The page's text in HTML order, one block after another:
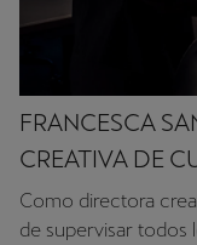
FRANCESCA
CREATIVA DE
Como directora
de supervisar todos